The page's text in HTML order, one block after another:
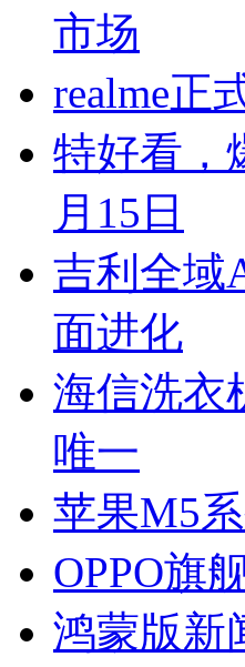
市场
realme正
特好看，
月15日
吉利全域
面进化
海信洗衣
唯一
苹果M5
OPPO旗
鸿蒙版新